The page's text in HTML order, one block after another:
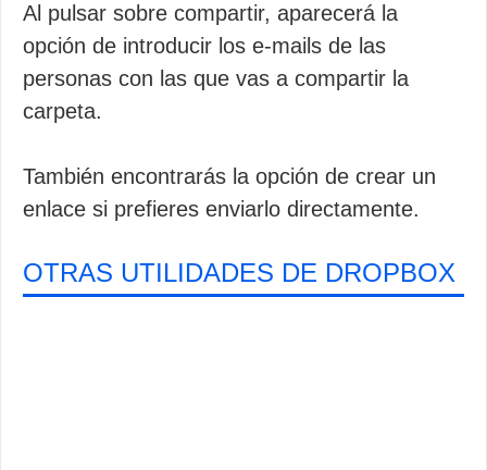
Al pulsar sobre compartir, aparecerá la
opción de introducir los e-mails de las
personas con las que vas a compartir la
carpeta.
También encontrarás la opción de crear un
enlace si prefieres enviarlo directamente.
OTRAS UTILIDADES DE DROPBOX